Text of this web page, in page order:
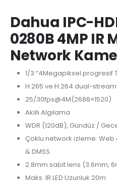
Dahua IPC-
0280B 4MP IR
Network
1/3 “4Megapiksel progresif
H.265 ve H.264 dual-
25/30fps@4M(2688×1520)
Akıllı Algılama
WDR (120dB), Gündüz /
Çoklu network izleme: Web
& DMSS
2.8mm sabit lens (3.6mm,
Maks. IR LED Uzunluk 20m